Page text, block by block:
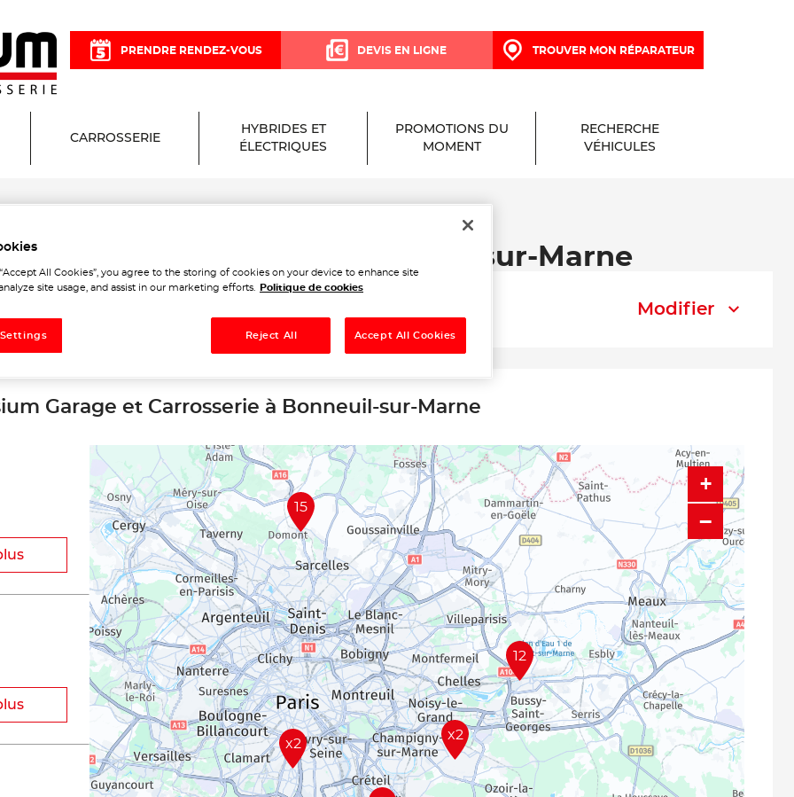
PRENDRE RENDEZ-VOUS DEVIS EN LIGNE TROUVER MON RÉPARATEUR
CARROSSERIE
HYBRIDES ET
ÉLECTRIQUES
PROMOTIONS DU
MOMENT
RECHERCHE
VÉHICULES
et Carrosserie à Bonneuil-sur-Marne
Modifier
Garage et Carrosserie à Bonneuil-sur-Marne
15
12
x2
x2
+
−
All Cookies”, you agree to the storing of cookies on your device to enhance site
site usage, and assist in our marketing efforts.
Politique de cookies
Reject All Accept All Cookies